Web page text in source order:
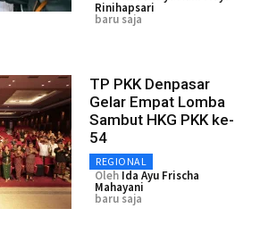
Rinihapsari
baru saja
TP PKK Denpasar
Gelar Empat Lomba
Sambut HKG PKK ke-
54
REGIONAL
Oleh Ida Ayu Frischa
Mahayani
baru saja